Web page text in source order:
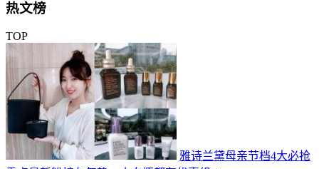
热文榜
TOP
雅诗兰黛母亲节档4大必抢